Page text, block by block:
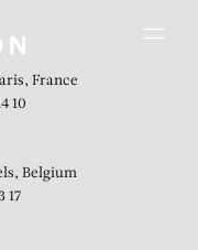
France
10
Belgium
17